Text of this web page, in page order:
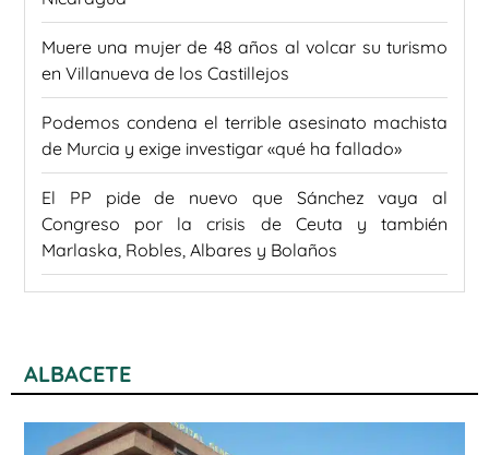
Muere una mujer de 48 años al volcar su turismo
en Villanueva de los Castillejos
Podemos condena el terrible asesinato machista
de Murcia y exige investigar «qué ha fallado»
El PP pide de nuevo que Sánchez vaya al
Congreso por la crisis de Ceuta y también
Marlaska, Robles, Albares y Bolaños
ALBACETE